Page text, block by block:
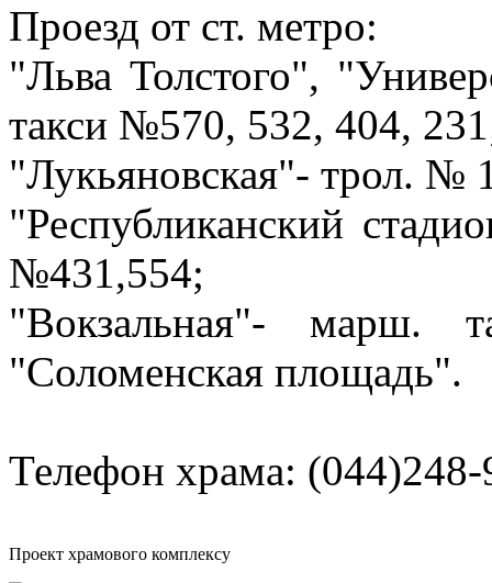
Проезд от ст. метро:
"Льва Толстого",
такси №570, 532, 404,
"Лукьяновская"- трол. №
"Республиканский
№431,554;
"Вокзальная"- марш.
"Соломенская площадь".
Телефон храма:
Проект храмового комплексу